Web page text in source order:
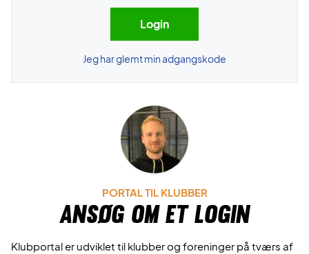
Jeg har glemt min adgangskode
PORTAL TIL KLUBBER
Ansøg om et login
Klubportal er udviklet til klubber og foreninger på tværs af